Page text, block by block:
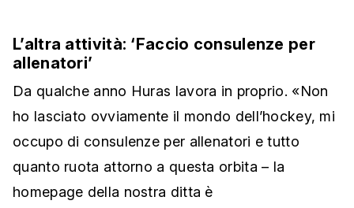
L’altra attività: ‘Faccio consulenze per
allenatori’
Da qualche anno Huras lavora in proprio. «Non
ho lasciato ovviamente il mondo dell’hockey, mi
occupo di consulenze per allenatori e tutto
quanto ruota attorno a questa orbita – la
homepage della nostra ditta è